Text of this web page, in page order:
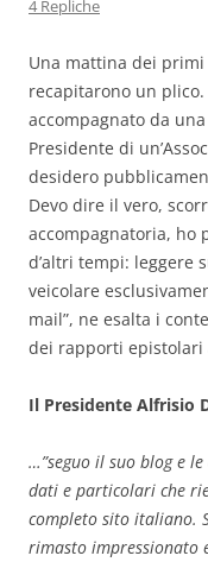
4 Repliche
Una mattina dei
recapitarono un plico.
accompagnato da
Presidente di
desidero
Devo dire il vero,
accompagnatoria, ho
d’altri tempi: leggere
veicolare
mail”, ne esalta i
dei rapporti
Il Presidente Alfrisio
…”seguo il suo blog e
dati e particolari che
completo sito italiano.
rimasto impressionato